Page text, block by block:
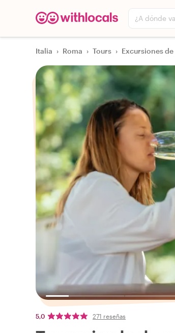
¿A dónde
Italia › Roma › Tours › Excursiones de
5,0 271 reseñas